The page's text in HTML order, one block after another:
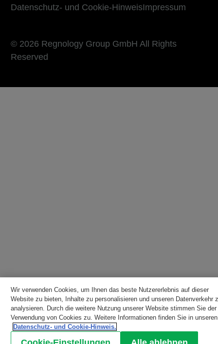
Datenschutz- und Cookie-HinweisImpressum
© 2026 Regnology Group GmbH All Rights
Reserved
Wir verwenden Cookies, um Ihnen das beste Nutzererlebnis auf dieser
Website zu bieten, Inhalte zu personalisieren und unseren Datenverkehr
analysieren. Durch die weitere Nutzung unserer Website stimmen Sie der
Verwendung von Cookies zu. Weitere Informationen finden Sie in unseren
Datenschutz- und Cookie-Hinweis.